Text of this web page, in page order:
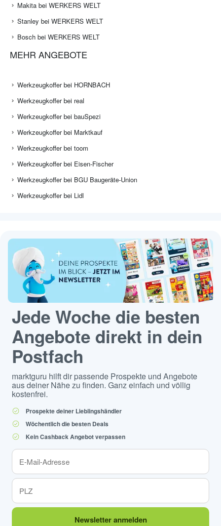
Makita bei WERKERS WELT
Stanley bei WERKERS WELT
Bosch bei WERKERS WELT
MEHR ANGEBOTE
Werkzeugkoffer bei HORNBACH
Werkzeugkoffer bei real
Werkzeugkoffer bei bauSpezi
Werkzeugkoffer bei Marktkauf
Werkzeugkoffer bei toom
Werkzeugkoffer bei Eisen-Fischer
Werkzeugkoffer bei BGU Baugeräte-Union
Werkzeugkoffer bei Lidl
Jede Woche die besten
Angebote direkt in dein
Postfach
marktguru hilft dir passende Prospekte und Angebote
aus deiner Nähe zu finden. Ganz einfach und völlig
kostenfrei.
Prospekte deiner Lieblingshändler
Wöchentlich die besten Deals
Kein Cashback Angebot verpassen
Newsletter anmelden